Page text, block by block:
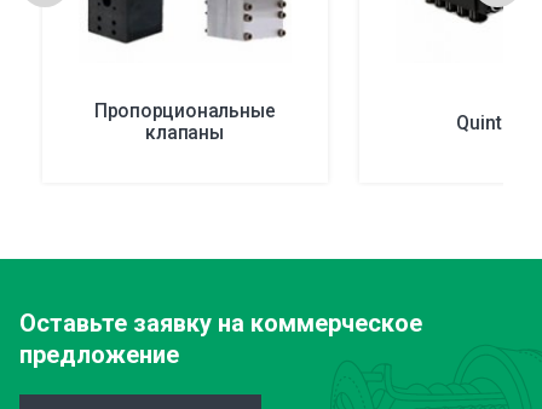
Пропорциональные
клапаны
Оставьте заявку на коммерческое
предложение